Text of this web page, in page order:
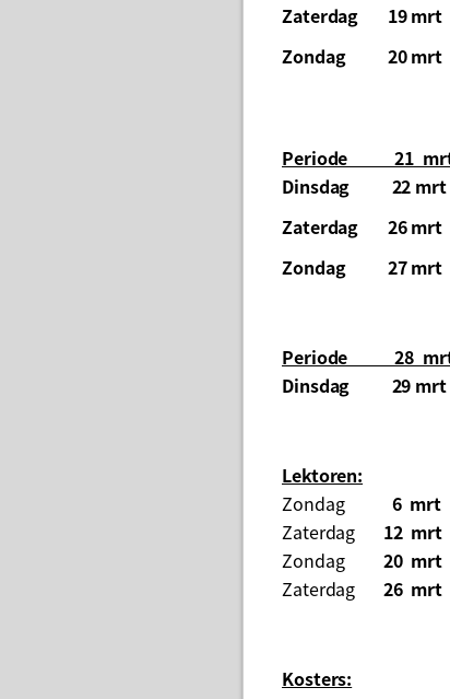
Zaterdag
19 mrt
Zondag
20 mrt
Periode 21 mrt
Dinsdag
22 mrt
Zaterdag
26 mrt
Zondag
27 mrt
Periode 28 mrt
Dinsdag
29 mrt
Lektoren:
Zondag
6 mrt
Zaterdag
12 mrt
Zondag
20 mrt
Zaterdag
26 mrt
Kosters: